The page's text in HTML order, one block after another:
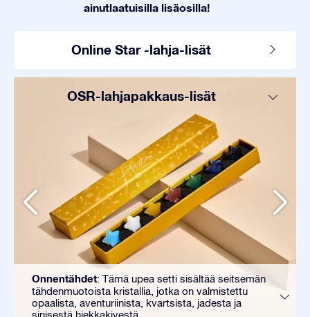
ainutlaatuisilla lisäosilla!
Online Star -lahja-lisät
OSR-lahjapakkaus-lisät
Onnentähdet: Tämä upea setti sisältää seitsemän
tähdenmuotoista kristallia, jotka on valmistettu
opaalista, aventuriinista, kvartsista, jadesta ja